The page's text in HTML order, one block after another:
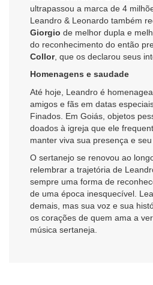
ultrapassou a marca de 4
Leandro & Leonardo também
Giorgio de melhor dupla e
do reconhecimento do então
Collor, que os declarou seus
Homenagens e saudade
Até hoje, Leandro é
amigos e fãs em datas
Finados. Em Goiás, objetos
doados à igreja que ele
manter viva sua presença e seu
O sertanejo se renovou ao
relembrar a trajetória de
sempre uma forma de
de uma época inesquecível.
demais, mas sua voz e sua
os corações de quem ama a
música sertaneja.